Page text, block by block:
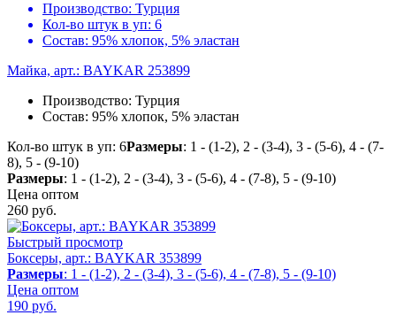
Производство: Турция
Кол-во штук в уп: 6
Состав: 95% хлопок, 5% эластан
Майка, арт.: BAYKAR 253899
Производство: Турция
Состав: 95% хлопок, 5% эластан
Кол-во штук в уп: 6Размеры: 1 - (1-2), 2 - (3-4), 3 - (5-6), 4 - (7-
8), 5 - (9-10)
Размеры: 1 - (1-2), 2 - (3-4), 3 - (5-6), 4 - (7-8), 5 - (9-10)
Цена оптом
260 руб.
Быстрый просмотр
Боксеры, арт.: BAYKAR 353899
Размеры: 1 - (1-2), 2 - (3-4), 3 - (5-6), 4 - (7-8), 5 - (9-10)
Цена оптом
190 руб.